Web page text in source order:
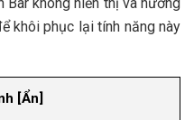
khôi phục lại tính năng này
[Ẩn]